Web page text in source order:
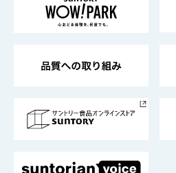
地域情報
サントリーサンバーズ大阪
サントリーが考えるサステナ
企業概要
採用情報